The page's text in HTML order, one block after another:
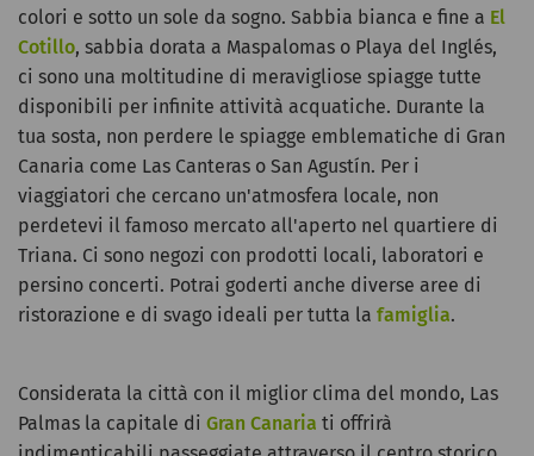
colori e sotto un sole da sogno. Sabbia bianca e fine a El
Cotillo, sabbia dorata a Maspalomas o Playa del Inglés,
ci sono una moltitudine di meravigliose spiagge tutte
disponibili per infinite attività acquatiche. Durante la
tua sosta, non perdere le spiagge emblematiche di Gran
Canaria come Las Canteras o San Agustín. Per i
viaggiatori che cercano un'atmosfera locale, non
perdetevi il famoso mercato all'aperto nel quartiere di
Triana. Ci sono negozi con prodotti locali, laboratori e
persino concerti. Potrai goderti anche diverse aree di
ristorazione e di svago ideali per tutta la famiglia.
Considerata la città con il miglior clima del mondo, Las
Palmas la capitale di Gran Canaria ti offrirà